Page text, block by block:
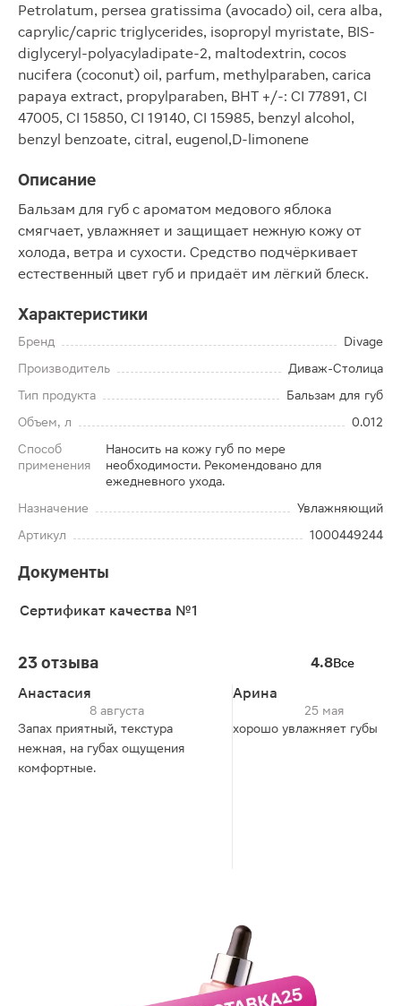
Petrolatum, persea gratissima (avocado) oil, cera alba,
caprylic/capric triglycerides, isopropyl myristate, BIS-
diglyceryl-polyacyladipate-2, maltodextrin, cocos
nucifera (coconut) oil, parfum, methylparaben, carica
papaya extract, propylparaben, BHT +/-: CI 77891, CI
47005, CI 15850, CI 19140, CI 15985, benzyl alcohol,
benzyl benzoate, citral, eugenol,D-limonene
Описание
Бальзам для губ с ароматом медового яблока
смягчает, увлажняет и защищает нежную кожу от
холода, ветра и сухости. Средство подчёркивает
естественный цвет губ и придаёт им лёгкий блеск.
Характеристики
Бренд
Divage
Производитель
Диваж-Столица
Тип продукта
Бальзам для губ
Объем, л
0.012
Способ
применения
Наносить на кожу губ по мере
необходимости. Рекомендовано для
ежедневного ухода.
Назначение
Увлажняющий
Артикул
1000449244
Документы
Сертификат качества №1
23 отзыва 4.8Все
Анастасия
8 августа
Запах приятный, текстура
нежная, на губах ощущения
комфортные.
Арина
25 мая
хорошо увлажняет губы